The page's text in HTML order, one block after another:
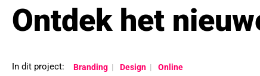
Ontdek het
In dit project: Branding Design Online